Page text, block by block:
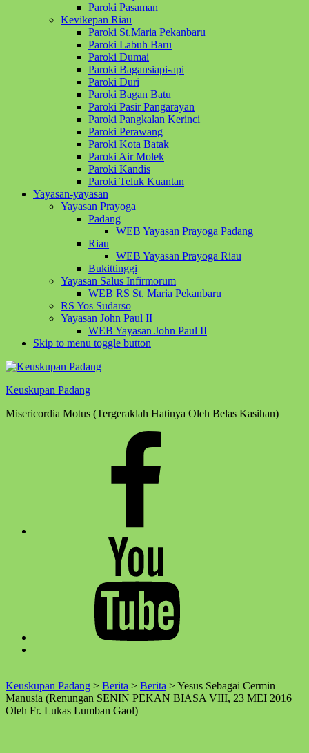
Paroki Pasaman
Kevikepan Riau
Paroki St.Maria Pekanbaru
Paroki Labuh Baru
Paroki Dumai
Paroki Bagansiapi-api
Paroki Duri
Paroki Bagan Batu
Paroki Pasir Pangarayan
Paroki Pangkalan Kerinci
Paroki Perawang
Paroki Kota Batak
Paroki Air Molek
Paroki Kandis
Paroki Teluk Kuantan
Yayasan-yayasan
Yayasan Prayoga
Padang
WEB Yayasan Prayoga Padang
Riau
WEB Yayasan Prayoga Riau
Bukittinggi
Yayasan Salus Infirmorum
WEB RS St. Maria Pekanbaru
RS Yos Sudarso
Yayasan John Paul II
WEB Yayasan John Paul II
Skip to menu toggle button
Keuskupan Padang
Misericordia Motus (Tergeraklah Hatinya Oleh Belas Kasihan)
↑
Keuskupan Padang > Berita > Berita >Yesus Sebagai Cermin
Manusia (Renungan SENIN PEKAN BIASA VIII, 23 MEI 2016
Oleh Fr. Lukas Lumban Gaol)